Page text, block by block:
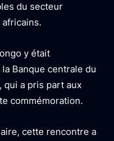
du secteur
y était
Banque centrale du
qui a pris part aux
commémoration.
cette rencontre a